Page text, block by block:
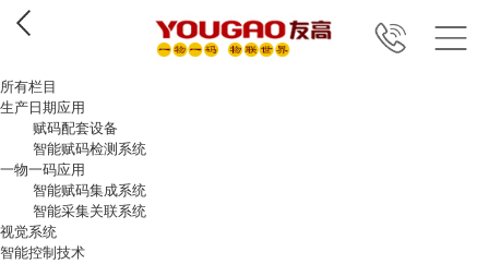
所有栏目
生产日期应用
赋码配套设备
智能赋码检测系统
一物一码应用
智能赋码集成系统
智能采集关联系统
视觉系统
智能控制技术